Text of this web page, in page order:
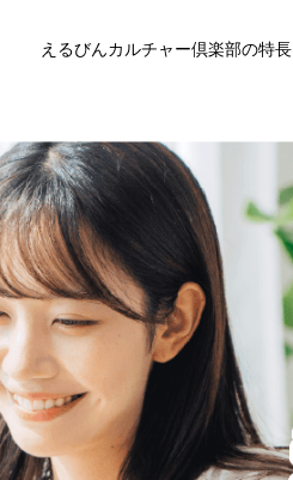
えるびんカルチャー倶楽部の特長